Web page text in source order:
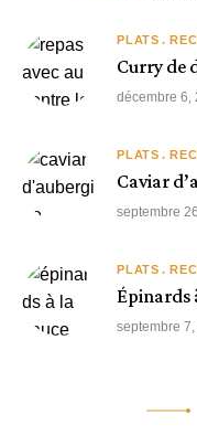
PLATS
Curry de
décembre 6,
PLATS
Caviar
septembre
PLATS
Épinards
septembre